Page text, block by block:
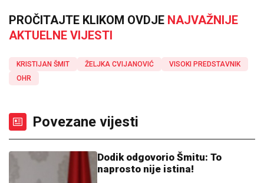
PROČITAJTE KLIKOM OVDJE NAJVAŽNIJE
AKTUELNE VIJESTI
KRISTIJAN ŠMIT ŽELJKA CVIJANOVIĆ
VISOKI PREDSTAVNIK
OHR
Povezane vijesti
Dodik odgovorio Šmitu: To
naprosto nije istina!